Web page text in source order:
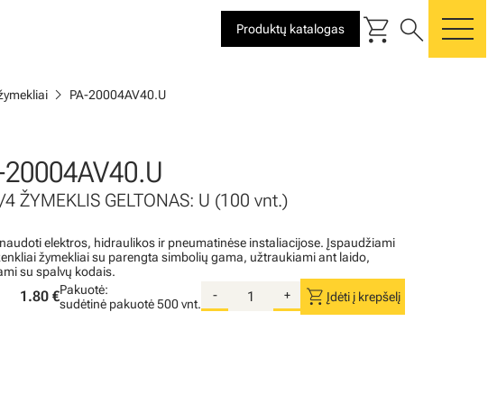
Produktų katalogas shopping_cart search
chevron_right PA-20004AV40.U
20004AV40.U
4 ŽYMEKLIS GELTONAS: U (100 vnt.)
elektros, hidraulikos ir pneumatinėse instaliacijose. Įspaudžiami
žymekliai su parengta simbolių gama, užtraukiami ant laido,
su spalvų kodais.
1.80 €Pakuotė:
sudėtinė pakuotė500 vnt.
- + shopping_cart Įdėti į krepšelį